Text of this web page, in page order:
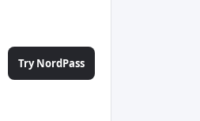
Try NordPass